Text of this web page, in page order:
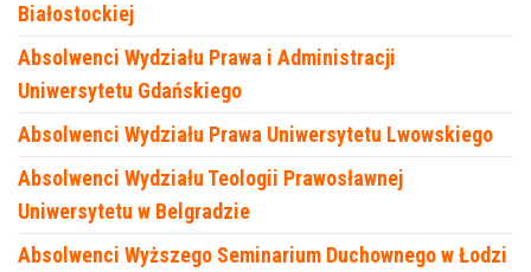
Białostockiej
Absolwenci Wydziału Prawa i Administracji
Uniwersytetu Gdańskiego
Absolwenci Wydziału Prawa Uniwersytetu Lwowskiego
Absolwenci Wydziału Teologii Prawosławnej
Uniwersytetu w Belgradzie
Absolwenci Wyższego Seminarium Duchownego w Łodzi